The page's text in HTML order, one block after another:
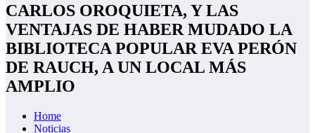
CARLOS OROQUIETA, Y LAS
VENTAJAS DE HABER MUDADO LA
BIBLIOTECA POPULAR EVA PERÓN
DE RAUCH, A UN LOCAL MÁS
AMPLIO
Home
Noticias